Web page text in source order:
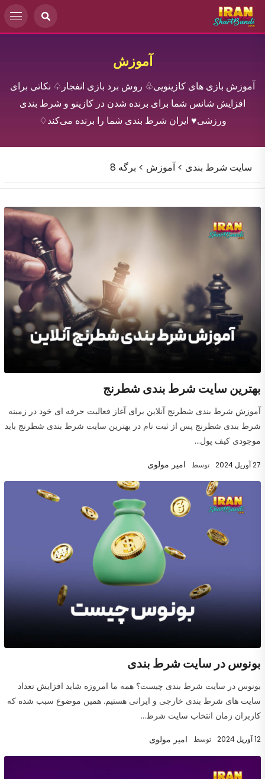
آموزش
آموزش بازی های کازینویی♧ روش برد بازی انفجار♤ نکاتی برای
افزایش شانس شما برای برنده شدن در کازینو و شرط بندی
ورزشی♥ ایران شرط بندی شما را برنده می‌کند♢
سایت شرط بندی > آموزش > برگه 8
بهترین سایت شرط بندی شطرنج
آموزش شرط بندی شطرنج آنلاین برای آغاز فعالیت حرفه ای خود در زمینه
شرط بندی شطرنج پس از ثبت نام در بهترین سایت شرط بندی شطرنج باید
موجودی کیف پول...
27 آوریل 2024 توسط امیر مولوی
بونوس در سایت شرط بندی
بونوس در سایت شرط بندی چیست؟ همه ما امروزه شاید افزایش تعداد
سایت های شرط بندی خارجی و ایرانی هستیم. همین موضوع سبب شده که
کاربران زمان انتخاب سایت شرط...
12 آوریل 2024 توسط امیر مولوی